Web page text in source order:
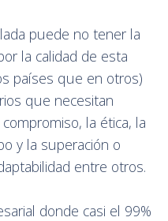
puede no tener la
la calidad de esta
países que en otros)
que necesitan
la ética, la
y la superación o
entre otros.
donde casi el 99%